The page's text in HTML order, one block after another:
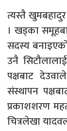
त्यस्तै
। खड्का
सदस्य
उनै
पक्षबाट
संस्थापन
प्रकाशशरण
चित्रलेखा